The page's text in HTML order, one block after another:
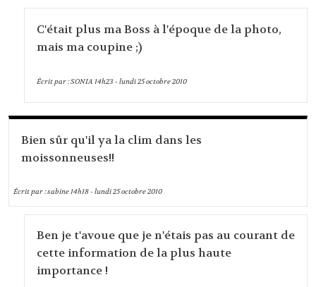
C'était plus ma Boss à l'époque de la photo,
mais ma coupine ;)
Écrit par :SONIA 14h23 - lundi 25octobre 2010
Bien sûr qu'il ya la clim dans les
moissonneuses!!
Écrit par :sabine14h18-lundi 25octobre 2010
Ben je t'avoue que je n'étais pas au courant de
cette information de la plus haute
importance !